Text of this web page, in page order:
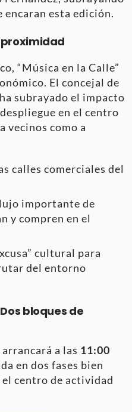
encaran esta edición.
“Música en la Calle”
El concejal de
subrayado el impacto
en el centro
vecinos como a
calles comerciales del
importante de
y compren en el
cultural para
del entorno
bloques de
a las 11:00
en dos fases bien
centro de actividad